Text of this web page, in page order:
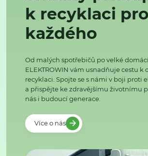
k recyklaci pro
každého
Od malých spotřebičů po velké
ELEKTROWIN vám usnadňuje cestu k
recyklaci. Spojte se s námi v boji proti
a přispějte ke zdravějšímu životnímu
nás i budoucí generace.
Více o nás